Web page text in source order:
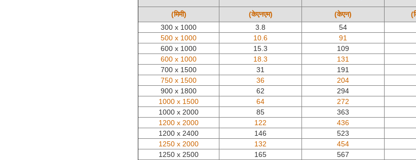
(मिमी) (केएनएम) (केएन)
300 x 1000
3.8 54
500 x 1000
10.6 91
600 x 1000
15.3 109
600 x 1000
18.3 131
700 x 1500
31 191
750 x 1500
36 204
900 x 1800
62 294
1000 x 1500
64 272
1000 x 2000
85 363
1200 x 2000
122 436
1200 x 2400
146 523
1250 x 2000
132 454
1250 x 2500
165 567